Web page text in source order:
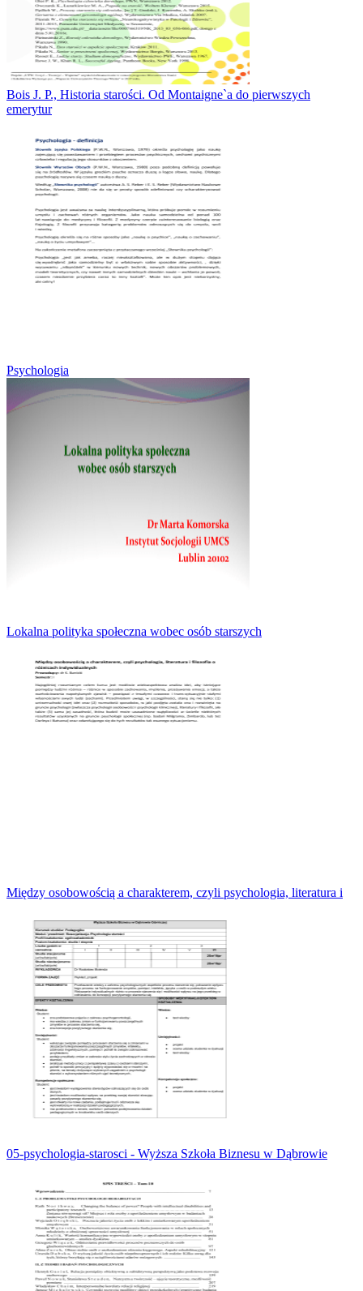
Bois J. P., Historia starości. Od Montaigne`a do pierwszych
emerytur
Psychologia
Lokalna polityka społeczna wobec osób starszych
Między osobowością a charakterem, czyli psychologia, literatura i
05-psychologia-starosci - Wyższa Szkoła Biznesu w Dąbrowie